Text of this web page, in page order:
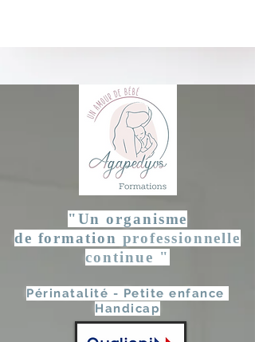
"Un organisme
de formation professionnelle
continue "
Périnatalité - Petite enfance
Handicap